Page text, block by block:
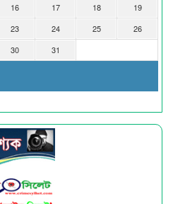
16 17 18
19
23 24 25
26
30 31